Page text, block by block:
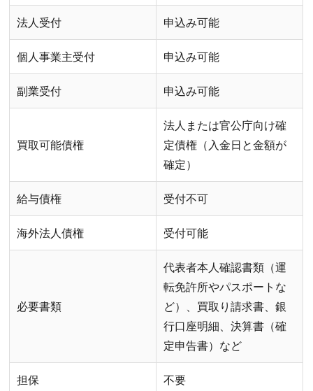
法人受付 申込み可能
個人事業主受付 申込み可能
副業受付 申込み可能
買取可能債権
法人または官公庁向け確
定債権（入金日と金額が
確定）
給与債権 受付不可
海外法人債権 受付可能
必要書類
代表者本人確認書類（運
転免許所やパスポートな
ど）、買取り請求書、銀
行口座明細、決算書（確
定申告書）など
担保 不要